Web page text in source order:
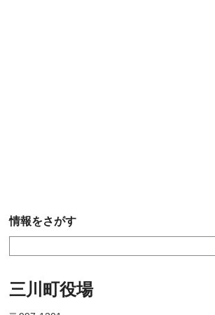
情報をさがす
三川町役場